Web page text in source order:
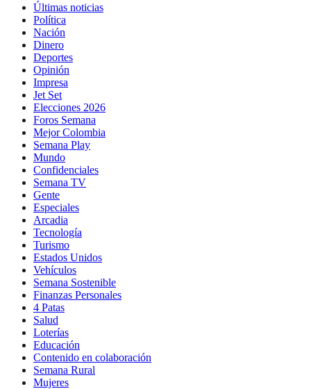
Últimas noticias
Política
Nación
Dinero
Deportes
Opinión
Impresa
Jet Set
Elecciones 2026
Foros Semana
Mejor Colombia
Semana Play
Mundo
Confidenciales
Semana TV
Gente
Especiales
Arcadia
Tecnología
Turismo
Estados Unidos
Vehículos
Semana Sostenible
Finanzas Personales
4 Patas
Salud
Loterías
Educación
Contenido en colaboración
Semana Rural
Mujeres